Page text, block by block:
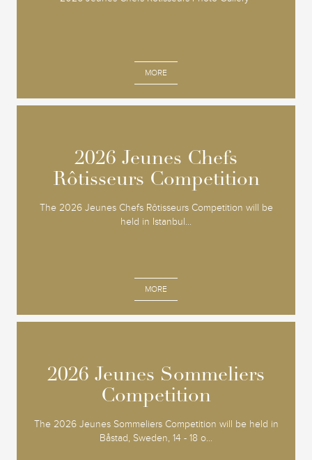
MORE
2026 Jeunes Chefs
Rôtisseurs Competition
The 2026 Jeunes Chefs Rôtisseurs Competition will be
held in Istanbul...
MORE
2026 Jeunes Chefs
Rôtisseurs Competition
2026 Jeunes Sommeliers
Competition
The 2026 Jeunes Sommeliers Competition will be held in
Båstad, Sweden, 14 - 18 o...
2026 Jeunes Sommeliers
Competition